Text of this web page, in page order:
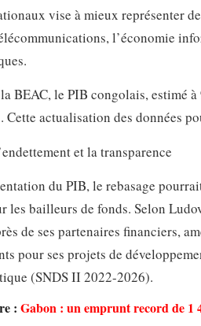
vise à mieux représenter
l’économie
BEAC, le PIB congolais, estimé
Cette actualisation des données
et la transparence
du PIB, le rebasage
les bailleurs de fonds. Selon
de ses partenaires financiers,
pour ses projets de
(SNDS II 2022-2026).
:Gabon : un emprunt record de 1